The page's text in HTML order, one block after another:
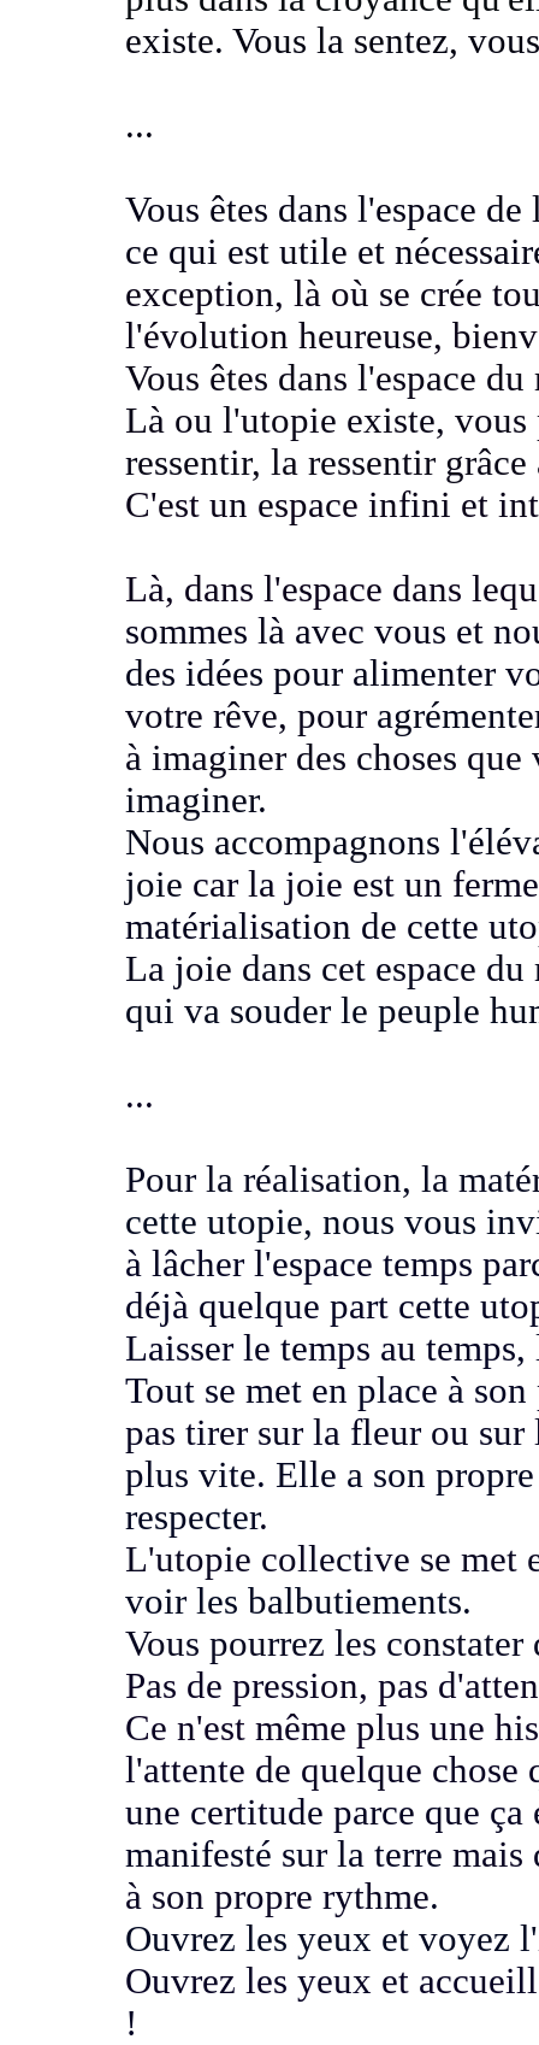
existe. Vous la sentez,
...
Vous êtes dans l'espace
ce qui estutile et
exception, là où se crée
l'évolution heureuse,
Vous êtes dans l'espace
Là ou l'utopie existe,
ressentir, la ressentir
C'est un espace infini et
Là, dans l'espace dans
sommes là avec vous et
des idées pour alimenter
votre rêve, pour
à imaginer des choses
imaginer.
Nous accompagnons
joie car la joie est un
matérialisation de cette
La joie dans cet espace
qui va souder le peuple
...
Pour la réalisation, la
cette utopie, nous vous
à lâcher l'espace temps
déjà quelque part cette
Laisser le temps au temps,
Tout se met en place à
pas tirer sur la fleur ou sur
plus vite. Elle a son
respecter.
L'utopie collective se met
voir les balbutiements.
Vous pourrez les
Pas de pression, pas
Ce n'est même plus une
l'attente de quelque
une certitude parce que ça
manifesté sur la terremais
à son propre rythme.
Ouvrez les yeux et voyez
Ouvrez les yeux et
!